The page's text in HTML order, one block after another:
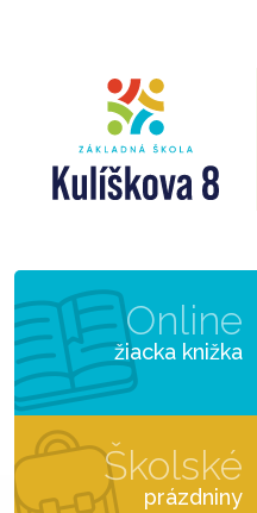
Online
žiacka knižka
Školské
prázdniny